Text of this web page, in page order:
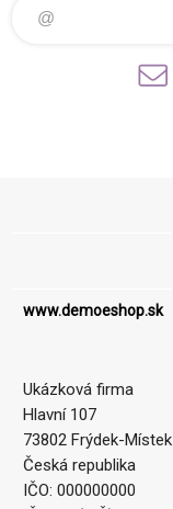
www.demoeshop.sk
Ukázková firma
Hlavní 107
73802 Frýdek-Místek
Česká republika
IČO: 000000000